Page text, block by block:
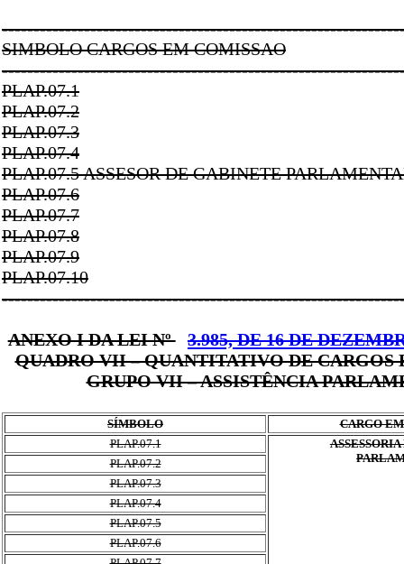
SIMBOLO CARGOS EM COMISSAO
PLAP.07.1
PLAP.07.2
PLAP.07.3
PLAP.07.4
PLAP.07.5 ASSESOR DE GABINETE
PLAP.07.6
PLAP.07.7
PLAP.07.8
PLAP.07.9
PLAP.07.10
ANEXO I DA LEI Nº
3.985, DE 16 DE
QUADRO VII – QUANTITATIVO DE CARGOS
GRUPO VII – ASSISTÊNCIA
SÍMBOLO
CARGO
PLAP.07.1
PLAP.07.2
PLAP.07.3
PLAP.07.4
PLAP.07.5
PLAP.07.6